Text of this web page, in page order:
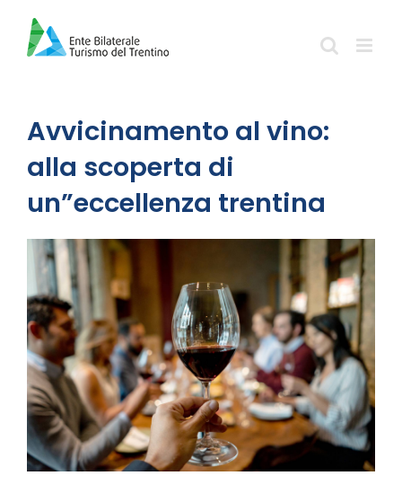
contenuto
Avvicinamento al vino:
alla scoperta di
un”eccellenza trentina